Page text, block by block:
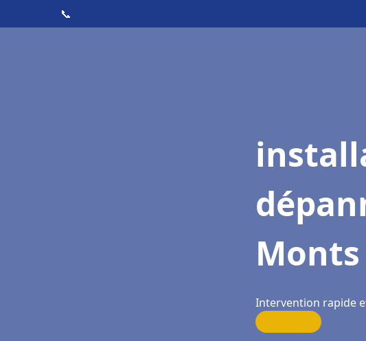
📞
Monts
Intervention rapide